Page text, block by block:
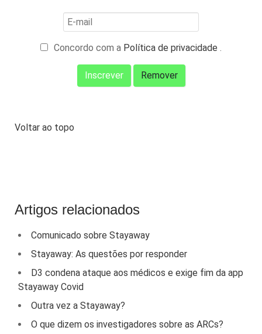
Concordo com a Política de privacidade
Voltar ao topo
Artigos relacionados
Comunicado sobre Stayaway
Stayaway: As questões por responder
D3 condena ataque aos médicos e exige fim da app
Stayaway Covid
Outra vez a Stayaway?
O que dizem os investigadores sobre as ARCs?